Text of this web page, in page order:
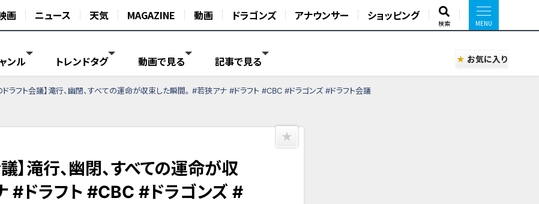
画 ニュース 天気 MAGAZINE 動画 ドラゴンズ アナウンサー ショッピング
検索
ンル トレンドタグ 動画で見る 記事で見る お気に入り
ドラフト会議】滝行、幽閉、すべての運命が収束した瞬間。 #若狭アナ #ドラフト #CBC #ドラゴンズ #ドラフト会議
】滝行、幽閉、すべての運命が収
#ドラフト #CBC #ドラゴンズ #